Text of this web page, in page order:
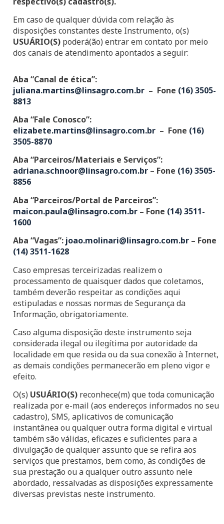
Em caso de qualquer dúvida com relação às
disposições constantes deste Instrumento, o(s)
USUÁRIO(S) poderá(ão) entrar em contato por meio
dos canais de atendimento apontados a seguir:
Aba “Canal de ética”:
juliana.martins@linsagro.com.br – Fone (16) 3505-
8813
Aba “Fale Conosco”:
elizabete.martins@linsagro.com.br – Fone (16)
3505-8870
Aba “Parceiros/Materiais e Serviços”:
adriana.schnoor@linsagro.com.br – Fone (16) 3505-
8856
Aba “Parceiros/Portal de Parceiros”:
maicon.paula@linsagro.com.br – Fone (14) 3511-
1600
Aba “Vagas”: joao.molinari@linsagro.com.br – Fone
(14) 3511-1628
Caso empresas terceirizadas realizem o
processamento de quaisquer dados que coletamos,
também deverão respeitar as condições aqui
estipuladas e nossas normas de Segurança da
Informação, obrigatoriamente.
Caso alguma disposição deste instrumento seja
considerada ilegal ou ilegítima por autoridade da
localidade em que resida ou da sua conexão à Internet,
as demais condições permanecerão em pleno vigor e
efeito.
O(s) USUÁRIO(S) reconhece(m) que toda comunicação
realizada por e-mail (aos endereços informados no seu
cadastro), SMS, aplicativos de comunicação
instantânea ou qualquer outra forma digital e virtual
também são válidas, eficazes e suficientes para a
divulgação de qualquer assunto que se refira aos
serviços que prestamos, bem como, às condições de
sua prestação ou a qualquer outro assunto nele
abordado, ressalvadas as disposições expressamente
diversas previstas neste instrumento.